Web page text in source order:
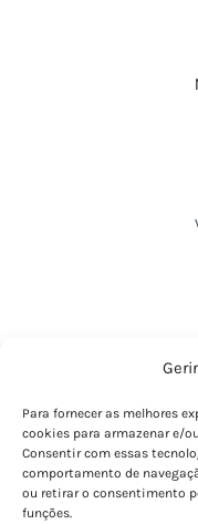
Para fornecer as melhores
cookies para armazenar e/
Consentir com essas
comportamento de
ou retirar o consentimento
funções.